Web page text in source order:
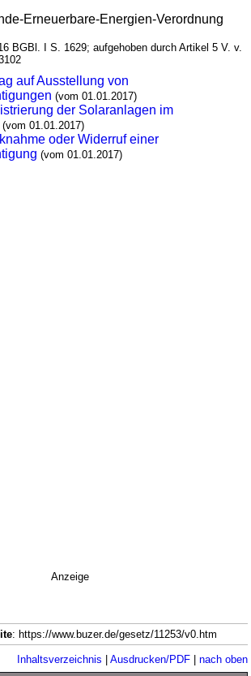
Erneuerbare-Energien-Verordnung
BGBl. I S. 1629; aufgehoben durch Artikel 5 V. v.
auf Ausstellung von
(vom 01.01.2017)
der Solaranlagen im
(vom 01.01.2017)
oder Widerruf einer
(vom 01.01.2017)
Anzeige
: https://www.buzer.de/gesetz/11253/v0.htm
Inhaltsverzeichnis | Ausdrucken/PDF| nach oben